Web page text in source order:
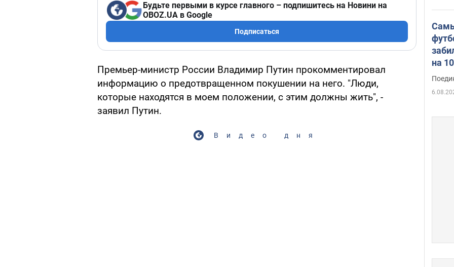
Будьте первыми в курсе главного – подпишитесь на Новини на
OBOZ.UA в Google
Подписаться
Премьер-министр России Владимир Путин прокомментировал
информацию о предотвращенном покушении на него. "Люди,
которые находятся в моем положении, с этим должны жить", -
заявил Путин.
Видео дня
на